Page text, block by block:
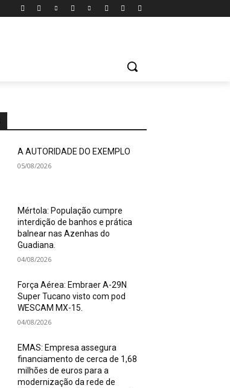
A AUTORIDADE DO EXEMPLO
05/08/2026
Mértola: População cumpre
interdição de banhos e prática
balnear nas Azenhas do
Guadiana.
04/08/2026
Força Aérea: Embraer A-29N
Super Tucano visto com pod
WESCAM MX-15.
04/08/2026
EMAS: Empresa assegura
financiamento de cerca de 1,68
milhões de euros para a
modernização da rede de